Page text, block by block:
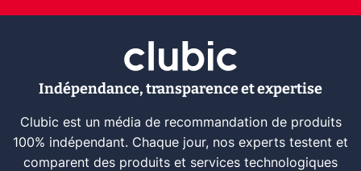
Indépendance, transparence et expertise
Clubic est un média de recommandation de produits
100% indépendant. Chaque jour, nos experts testent et
comparent des produits et services technologiques